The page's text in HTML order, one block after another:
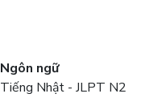
Ngôn ngữ
Tiếng Nhật - JLPT N2